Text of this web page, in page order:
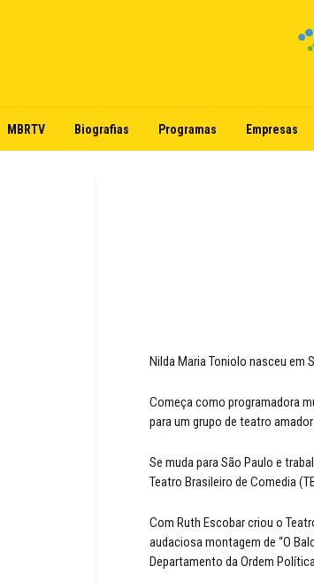
MBRTV Biografias Programas Empresas
Nilda Maria Toniolo nasceu em
Começa como programadora
para um grupo de teatro
Se muda para São Paulo e
Teatro Brasileiro de Comedia
Com Ruth Escobar criou o
audaciosa montagem de “O
Departamento da Ordem